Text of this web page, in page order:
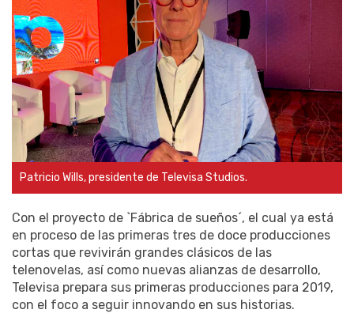
Patricio Wills, presidente de Televisa Studios.
Con el proyecto de `Fábrica de sueños´, el cual ya está
en proceso de las primeras tres de doce producciones
cortas que revivirán grandes clásicos de las
telenovelas, así como nuevas alianzas de desarrollo,
Televisa prepara sus primeras producciones para 2019,
con el foco a seguir innovando en sus historias.